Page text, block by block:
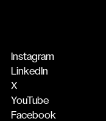
Instagram
LinkedIn
X
YouTube
Facebook